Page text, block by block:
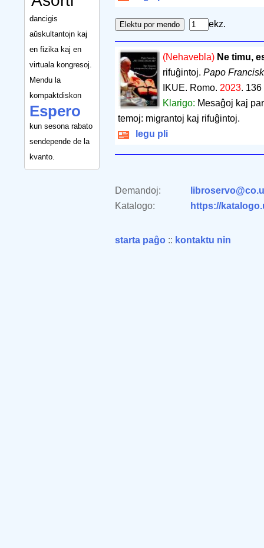
dancigis
aŭskultantojn kaj
en fizika kaj en
virtuala kongresoj.
Mendu la
kompaktdiskon
Espero
kun sesona rabato
sendepende de la
kvanto.
ekz.
(Nehavebla) Ne timu,
rifuĝintoj. Papo
IKUE. Romo. 2023. 136
Klarigo: Mesaĝoj kaj
temoj: migrantoj kaj rifuĝintoj.
legu pli
Demandoj:
Katalogo:
https://
starta paĝo :: kontaktu nin